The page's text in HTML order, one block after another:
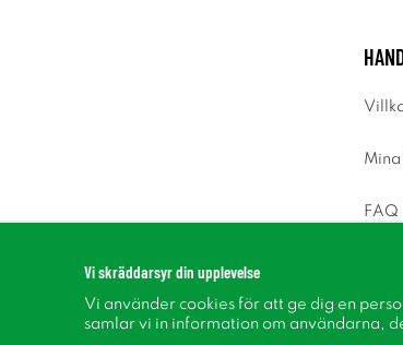
FAQ
Vi skräddarsyr din upplevelse
Vi använder cookies för att ge dig en
samlar vi in information om användarna,